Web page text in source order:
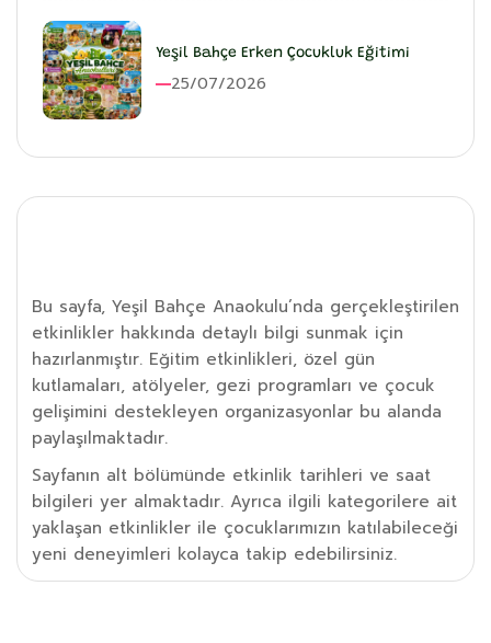
Yeşil Bahçe Erken Çocukluk Eğitimi
25/07/2026
Bu sayfa, Yeşil Bahçe Anaokulu’nda gerçekleştirilen
etkinlikler hakkında detaylı bilgi sunmak için
hazırlanmıştır. Eğitim etkinlikleri, özel gün
kutlamaları, atölyeler, gezi programları ve çocuk
gelişimini destekleyen organizasyonlar bu alanda
paylaşılmaktadır.
Sayfanın alt bölümünde etkinlik tarihleri ve saat
bilgileri yer almaktadır. Ayrıca ilgili kategorilere ait
yaklaşan etkinlikler ile çocuklarımızın katılabileceği
yeni deneyimleri kolayca takip edebilirsiniz.